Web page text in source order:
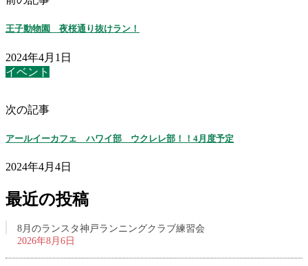
王子動物園 夜桜通り抜けラン！
2024年4月1日
イベント
次の記事
アールイーカフェ ハワイ部 ウクレレ部！！4月度予定
2024年4月4日
最近の投稿
8月のランスタ神戸ランニングクラブ練習会
2026年8月6日